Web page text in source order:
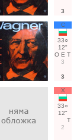
3
С
33○
12"
О Е Т
3
3
Х
33○
12"
Т
2